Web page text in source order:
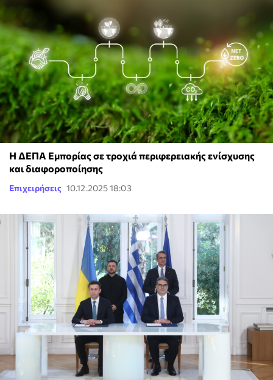
Η ΔΕΠΑ Εμπορίας σε τροχιά περιφερειακής ενίσχυσης
και διαφοροποίησης
Επιχειρήσεις 10.12.2025 18:03